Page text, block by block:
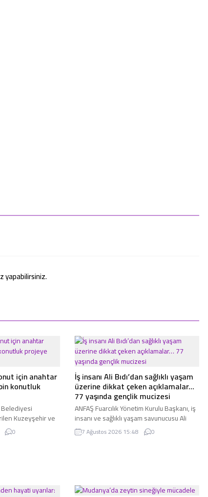
yapabilirsiniz.
için anahtar
konutluk
Kuzeyşehir ve
hak sahiplerine
başladı. Aynı
0
İş insanı Ali Bıdı’dan sağlıklı yaşam
üzerine dikkat çeken açıklamalar…
77 yaşında gençlik mucizesi
ANFAŞ Fuarcılık Yönetim Kurulu Başkanı, iş
insanı ve sağlıklı yaşam savunucusu Ali
Bıdı, İzmir Ege Medya Platformu'nun
konuğu oldu. Kendi sağlık deneyimlerini ve
bulundu.
7 Ağustos 2026 15:48 0